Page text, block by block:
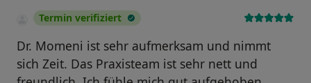
Termin verifiziert
Dr. Momeni ist sehr aufmerksam und nimmt
sich Zeit. Das Praxisteam ist sehr nett und